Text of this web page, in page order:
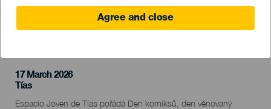
Agree and close
17 March 2026
Localidad
Tías
Descripción
Espacio Joven de Tías pořádá Den komiksů, den věnovaný